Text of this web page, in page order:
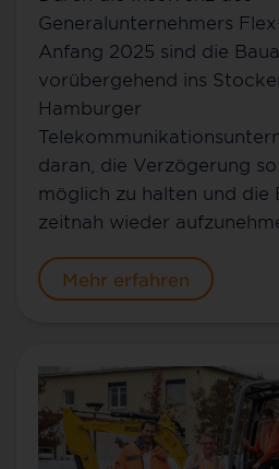
Generalunternehmers
Anfang 2025 sind die
vorübergehend ins
Hamburger
daran, die Verzögerung
möglich zu halten und die
zeitnah wieder
Mehr erfahren